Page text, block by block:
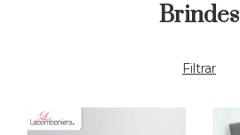
Brindes
Filtrar